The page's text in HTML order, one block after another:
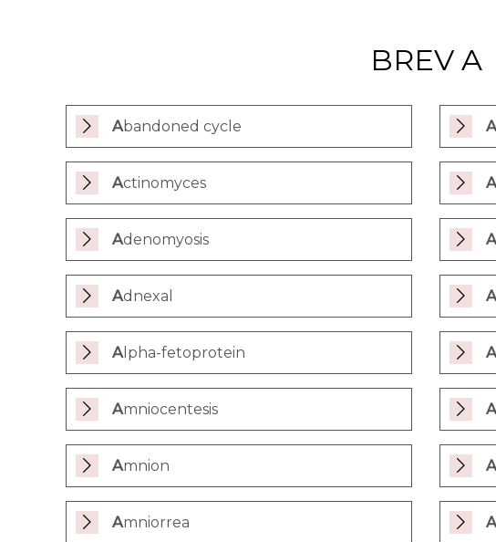
BREV A
Abandoned cycle
Actinomyces
Adenomyosis
Adnexal
Alpha-fetoprotein
Amniocentesis
Amnion
Amniorrea